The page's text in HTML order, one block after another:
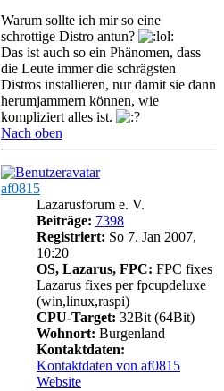
Warum sollte ich mir so eine
schrottige Distro antun?
Das ist auch so ein Phänomen, dass
die Leute immer die schrägsten
Distros installieren, nur damit sie dann
herumjammern können, wie
kompliziert alles ist.
Nach oben
af0815
Lazarusforum e. V.
Beiträge: 7398
Registriert: So 7. Jan 2007,
10:20
OS, Lazarus, FPC: FPC fixes
Lazarus fixes per fpcupdeluxe
(win,linux,raspi)
CPU-Target: 32Bit (64Bit)
Wohnort: Burgenland
Kontaktdaten:
Kontaktdaten von af0815
Website